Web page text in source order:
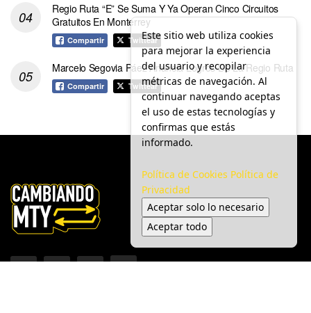
Regio Ruta “E” Se Suma Y Ya Operan Cinco Circuitos
Gratuitos En Monterrey
Compartir Twittear
Marcelo Segovia Páez Anuncia Logros De La Regio Ruta
Compartir Twittear
Este sitio web utiliza cookies
para mejorar la experiencia
del usuario y recopilar
métricas de navegación. Al
continuar navegando aceptas
el uso de estas tecnologías y
confirmas que estás
informado.
Política de Cookies Política de
Privacidad
Aceptar solo lo necesario
Aceptar todo